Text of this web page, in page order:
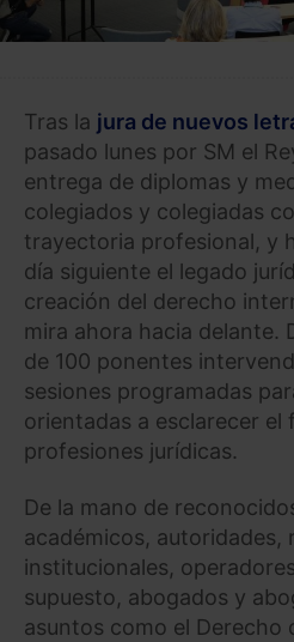
Tras la jura de nuevos
pasado lunes por SM el
entrega de diplomas y
colegiados y colegiadas
trayectoria profesional, y
día siguiente el legado
creación del derecho
mira ahora hacia delante.
de 100 ponentes
sesiones programadas
orientadas a esclarecer el
profesiones jurídicas.
De la mano de
académicos, autoridades,
institucionales,
supuesto, abogados y
asuntos como el Derecho